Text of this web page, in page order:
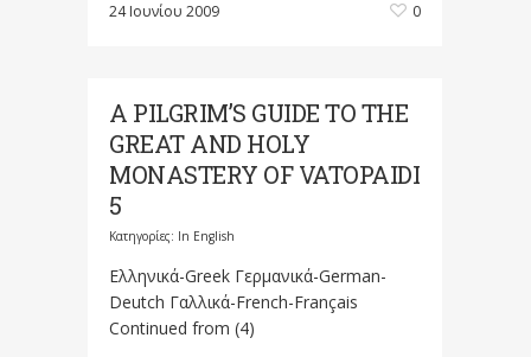
24 Ιουνίου 2009 0
A PILGRIM’S GUIDE TO THE
GREAT AND HOLY
MONASTERY OF VATOPAIDI
5
Κατηγορίες: In English
Ελληνικά-Greek Γερμανικά-German-
Deutch Γαλλικά-French-Français
Continued from (4)